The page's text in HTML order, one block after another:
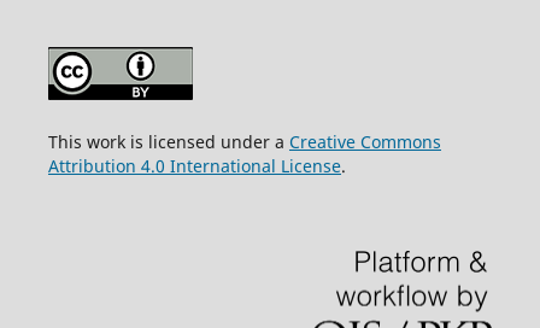
This work is licensed under a Creative Commons
Attribution 4.0 International License.